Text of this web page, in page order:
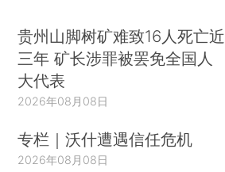
贵州山脚树矿难致16人死亡近
三年 矿长涉罪被罢免全国人
大代表
2026年08月08日
专栏｜沃什遭遇信任危机
2026年08月08日